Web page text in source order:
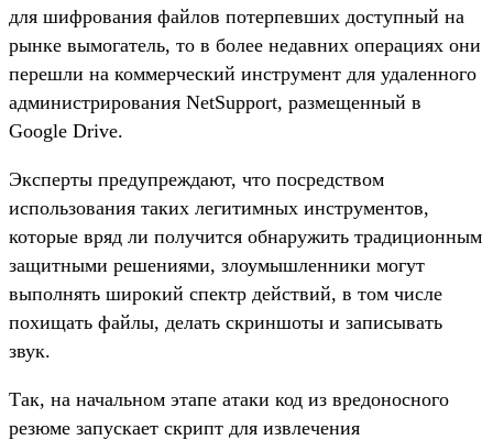
для шифрования файлов потерпевших доступный на
рынке вымогатель, то в более недавних операциях они
перешли на коммерческий инструмент для удаленного
администрирования NetSupport, размещенный в
Google Drive.
Эксперты предупреждают, что посредством
использования таких легитимных инструментов,
которые вряд ли получится обнаружить традиционным
защитными решениями, злоумышленники могут
выполнять широкий спектр действий, в том числе
похищать файлы, делать скриншоты и записывать
звук.
Так, на начальном этапе атаки код из вредоносного
резюме запускает скрипт для извлечения